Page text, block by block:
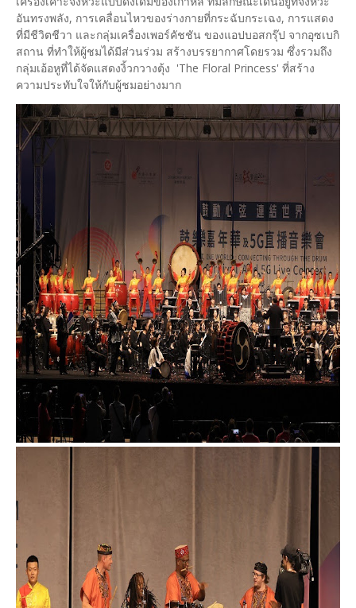
อันทรงพลัง, การเคลื่อนไหวของร่างกายที่กระฉับกระเฉง, การแสดง
ที่มีชีวิตชีวา และกลุ่มเครื่องเพอร์คัชชัน ของแอปบอสกรุ๊ป จากอุซเบกิ
สถาน ที่ทำให้ผู้ชมได้มีส่วนร่วม สร้างบรรยากาศโดยรวม ซึ่งรวมถึง
กลุ่มเอ้อหูที่ได้จัดแสดงงิ้วกวางตุ้ง 'The Floral Princess' ที่สร้าง
ความประทับใจให้กับผู้ชมอย่างมาก